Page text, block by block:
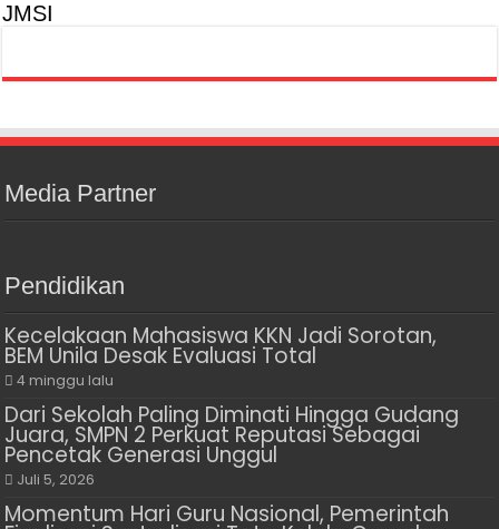
JMSI
Media Partner
Pendidikan
Kecelakaan Mahasiswa KKN Jadi Sorotan,
BEM Unila Desak Evaluasi Total
4 minggu lalu
Dari Sekolah Paling Diminati Hingga Gudang
Juara, SMPN 2 Perkuat Reputasi Sebagai
Pencetak Generasi Unggul
Juli 5, 2026
Momentum Hari Guru Nasional, Pemerintah